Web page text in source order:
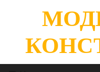
содержимому